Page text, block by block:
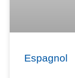
Espagnol